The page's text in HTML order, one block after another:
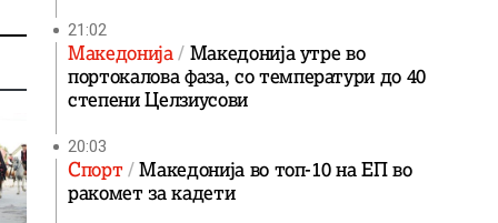
21:02
Македонија Македонија утре во
портокалова фаза, со температури до 40
степени Целзиусови
20:03
Спорт
Македонија во топ-10 на ЕП во
ракомет за кадети